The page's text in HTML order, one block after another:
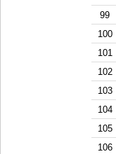
99
100
101
102
103
104
105
106